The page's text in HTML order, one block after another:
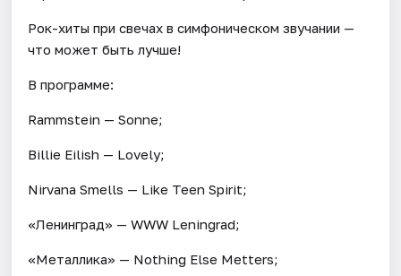
Рок-хиты при свечах в симфоническом звучании —
что может быть лучше!
В программе:
Rammstein — Sonne;
Billie Eilish — Lovely;
Nirvana Smells — Like Teen Spirit;
«Ленинград» — WWW Leningrad;
«Металлика» — Nothing Else Metters;